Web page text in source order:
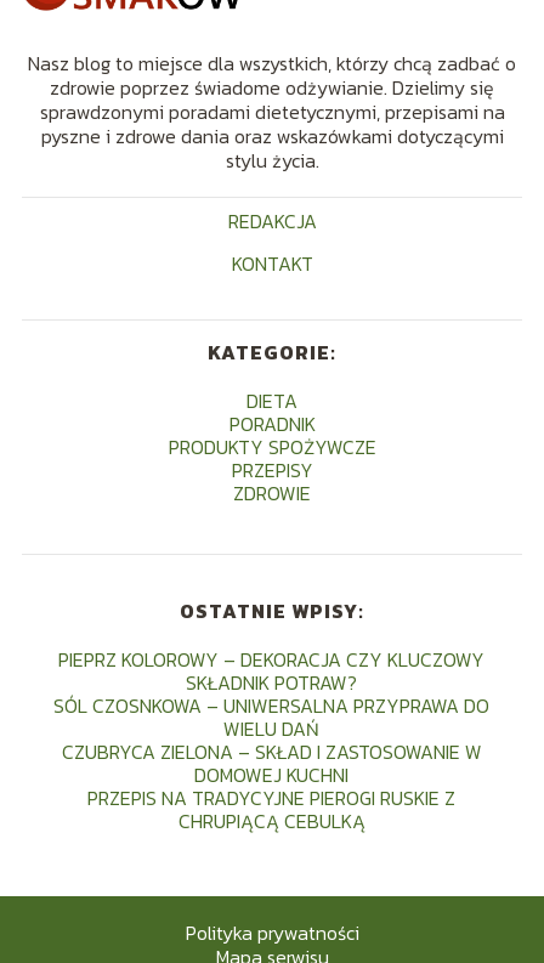
Nasz blog to miejsce dla wszystkich, którzy chcą zadbać o
zdrowie poprzez świadome odżywianie. Dzielimy się
sprawdzonymi poradami dietetycznymi, przepisami na
pyszne i zdrowe dania oraz wskazówkami dotyczącymi
stylu życia.
REDAKCJA
KONTAKT
KATEGORIE:
DIETA
PORADNIK
PRODUKTY SPOŻYWCZE
PRZEPISY
ZDROWIE
OSTATNIE WPISY:
PIEPRZ KOLOROWY – DEKORACJA CZY KLUCZOWY
SKŁADNIK POTRAW?
SÓL CZOSNKOWA – UNIWERSALNA PRZYPRAWA DO
WIELU DAŃ
CZUBRYCA ZIELONA – SKŁAD I ZASTOSOWANIE W
DOMOWEJ KUCHNI
PRZEPIS NA TRADYCYJNE PIEROGI RUSKIE Z
CHRUPIĄCĄ CEBULKĄ
Polityka prywatności
Mapa serwisu